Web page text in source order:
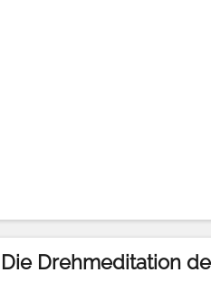
Die Drehmeditation